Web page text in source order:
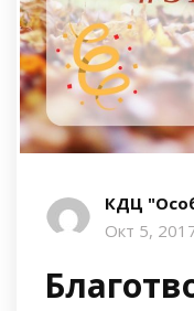
КДЦ
Окт 5,